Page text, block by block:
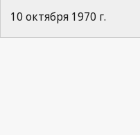
10 октября 1970 г.